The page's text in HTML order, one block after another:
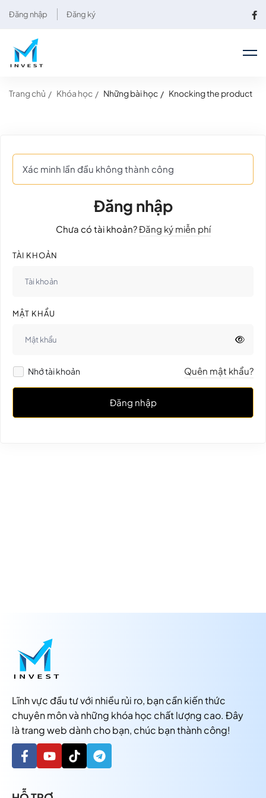
Đăng nhập Đăng ký
Trang chủ Khóa học Những bài học Knocking the product
Xác minh lần đầu không thành công
Đăng nhập
Chưa có tài khoản?Đăng ký miễn phí
TÀI KHOẢN
MẬT KHẨU
Nhớ tài khoản Quên mật khẩu?
Đăng nhập
Lĩnh vực đầu tư với nhiều rủi ro, bạn cần kiến thức
chuyên môn và những khóa học chất lượng cao. Đây
là trang web dành cho bạn, chúc bạn thành công!